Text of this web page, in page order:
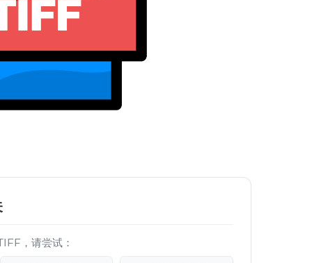
，请尝试：